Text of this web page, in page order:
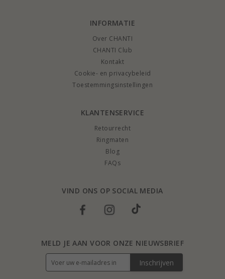
INFORMATIE
Over CHANTI
CHANTI Club
Kontakt
Cookie- en privacybeleid
Toestemmingsinstellingen
KLANTENSERVICE
Retourrecht
Ringmaten
Blog
FAQs
VIND ONS OP SOCIAL MEDIA
MELD JE AAN VOOR ONZE NIEUWSBRIEF
Inschrijven